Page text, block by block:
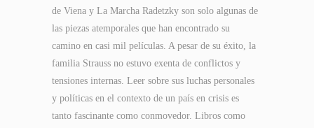
de Viena y La Marcha Radetzky son solo algunas de
las piezas atemporales que han encontrado su
camino en casi mil películas. A pesar de su éxito, la
familia Strauss no estuvo exenta de conflictos y
tensiones internas. Leer sobre sus luchas personales
y políticas en el contexto de un país en crisis es
tanto fascinante como conmovedor. Libros como